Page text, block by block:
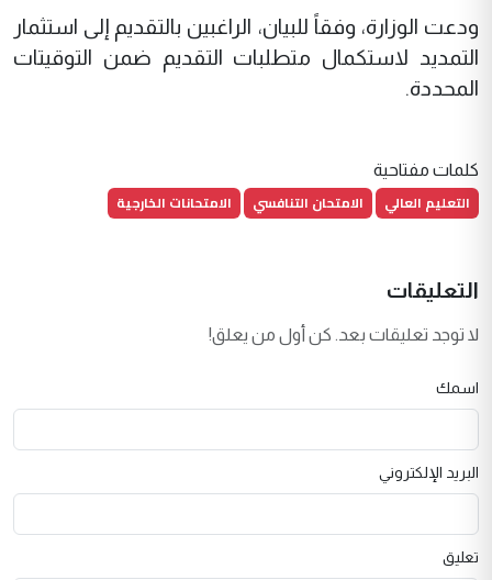
ودعت الوزارة، وفقاً للبيان، الراغبين بالتقديم إلى استثمار
التمديد لاستكمال متطلبات التقديم ضمن التوقيتات
المحددة.
كلمات مفتاحية
التعليم العالي الامتحان التنافسي الامتحانات الخارجية
التعليقات
لا توجد تعليقات بعد. كن أول من يعلق!
اسمك
البريد الإلكتروني
تعليق